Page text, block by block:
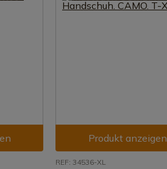
Produkt anzeigen
REF: 34536-XL